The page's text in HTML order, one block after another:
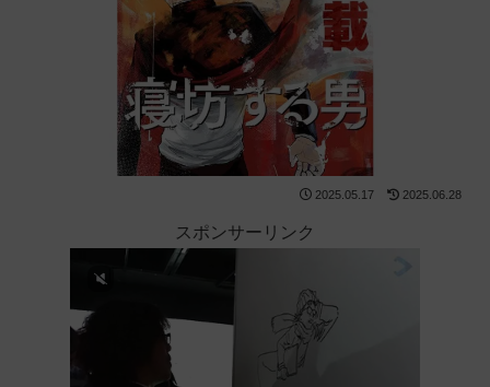
2025.05.17 2025.06.28
スポンサーリンク